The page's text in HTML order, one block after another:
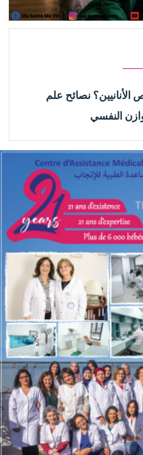
نصائح علم
النفسي